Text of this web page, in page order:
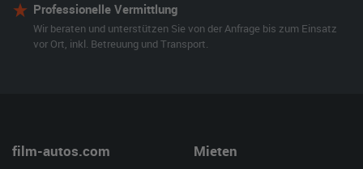
Professionelle Vermittlung
Wir beraten und unterstützen Sie von der Anfrage bis zum Einsatz
vor Ort, inkl. Betreuung und Transport.
film-autos.com Mieten